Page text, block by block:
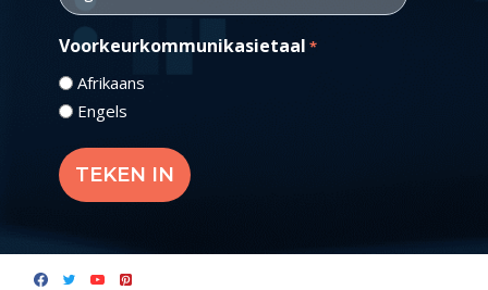
Voorkeurkommunikasietaal *
Afrikaans
Engels